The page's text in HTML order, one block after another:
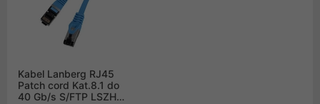
Kabel Lanberg RJ45
Patch cord Kat.8.1 do
40 Gb/s S/FTP LSZH